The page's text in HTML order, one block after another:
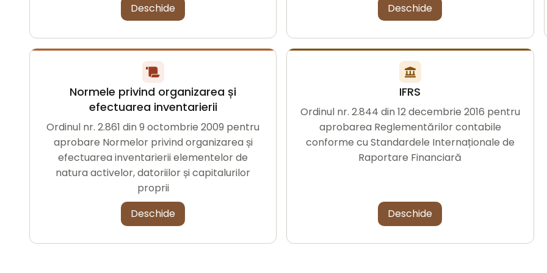
Deschide
Deschide
Normele privind organizarea și
efectuarea inventarierii
Ordinul nr. 2.861 din 9 octombrie 2009 pentru
aprobare Normelor privind organizarea și
efectuarea inventarierii elementelor de
natura activelor, datoriilor și capitalurilor
proprii
Deschide
IFRS
Ordinul nr. 2.844 din 12 decembrie 2016 pentru
aprobarea Reglementărilor contabile
conforme cu Standardele Internaționale de
Raportare Financiară
Deschide